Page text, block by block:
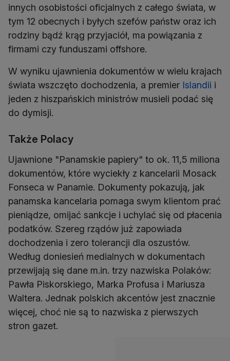
innych osobistości oficjalnych z całego świata, w
tym 12 obecnych i byłych szefów państw oraz ich
rodziny bądź krąg przyjaciół, ma powiązania z
firmami czy funduszami offshore.
W wyniku ujawnienia dokumentów w wielu krajach
świata wszczęto dochodzenia, a premier Islandii i
jeden z hiszpańskich ministrów musieli podać się
do dymisji.
Także Polacy
Ujawnione "Panamskie papiery" to ok. 11,5 miliona
dokumentów, które wyciekły z kancelarii Mosack
Fonseca w Panamie. Dokumenty pokazują, jak
panamska kancelaria pomaga swym klientom prać
pieniądze, omijać sankcje i uchylać się od płacenia
podatków. Szereg rządów już zapowiada
dochodzenia i zero tolerancji dla oszustów.
Według doniesień medialnych w dokumentach
przewijają się dane m.in. trzy nazwiska Polaków:
Pawła Piskorskiego, Marka Profusa i Mariusza
Waltera. Jednak polskich akcentów jest znacznie
więcej, choć nie są to nazwiska z pierwszych
stron gazet.